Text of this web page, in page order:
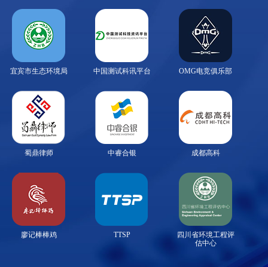
宜宾市生态环境局
蜀鼎律师
廖记棒棒鸡
中国测试科讯平台
中睿合银
TTSP
OMG电竞俱乐部
成都高科
四川省环境工程评
估中心